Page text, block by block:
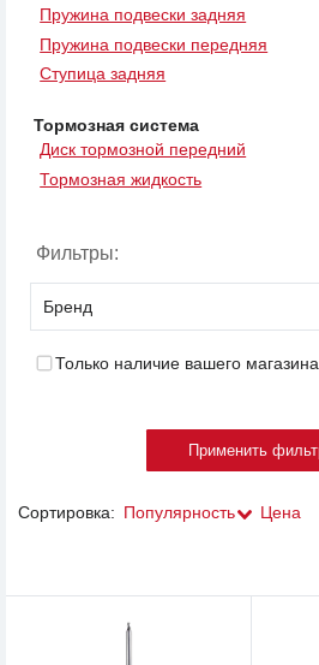
Пружина подвески задняя
Пружина подвески передняя
Ступица задняя
Тормозная система
Диск тормозной передний
Тормозная жидкость
Фильтры:
Бренд
Только наличие вашего магазина
Сортировка: Популярность Цена